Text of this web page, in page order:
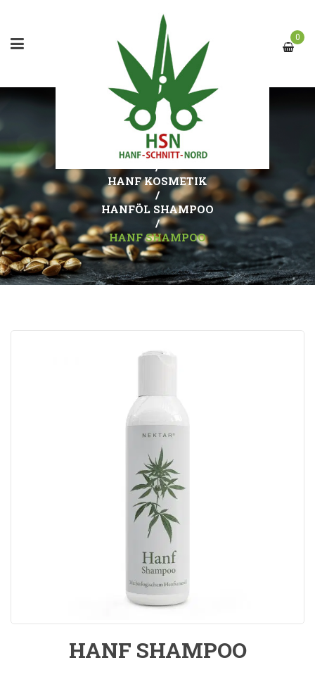
0
HANF SHAMPOO
START
/
HANF KOSMETIK
/
HANFÖL SHAMPOO
/
HANF SHAMPOO
HANF SHAMPOO